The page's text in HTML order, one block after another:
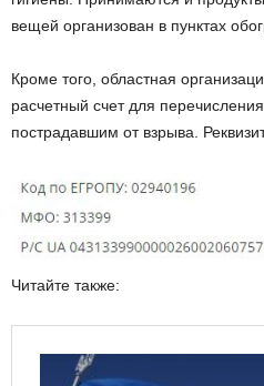
вещей организован в пунктах
Кроме того, областная
расчетный счет для
пострадавшим от взрыва.
Читайте также: